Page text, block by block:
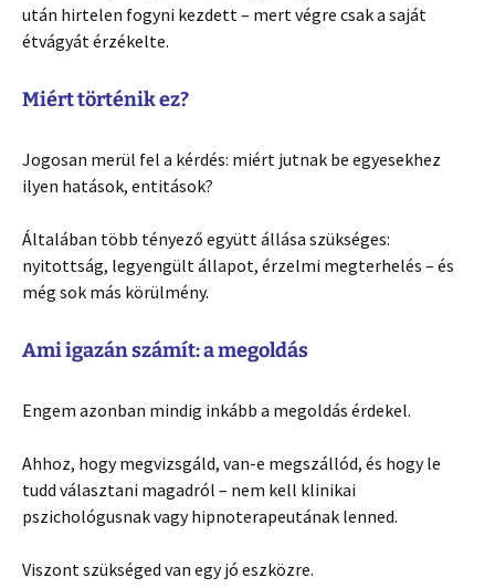
után hirtelen fogyni kezdett – mert végre csak a saját
étvágyát érzékelte.
Miért történik ez?
Jogosan merül fel a kérdés: miért jutnak be egyesekhez
ilyen hatások, entitások?
Általában több tényező együtt állása szükséges:
nyitottság, legyengült állapot, érzelmi megterhelés – és
még sok más körülmény.
Ami igazán számít: a megoldás
Engem azonban mindig inkább a megoldás érdekel.
Ahhoz, hogy megvizsgáld, van-e megszállód, és hogy le
tudd választani magadról – nem kell klinikai
pszichológusnak vagy hipnoterapeutának lenned.
Viszont szükséged van egy jó eszközre.